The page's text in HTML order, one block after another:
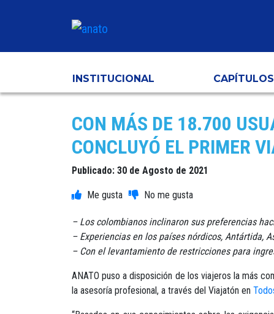
INSTITUCIONAL CAPÍTULOS
CON MÁS DE 18.700
CONCLUYÓ EL PRIMER
Publicado: 30 de Agosto de 2021
– Los colombianos inclinaron sus preferencias
– Experiencias en los países nórdicos, Antártida,
– Con el levantamiento de restricciones para
ANATO puso a disposición de los viajeros la más
la asesoría profesional, a través del Viajatón en